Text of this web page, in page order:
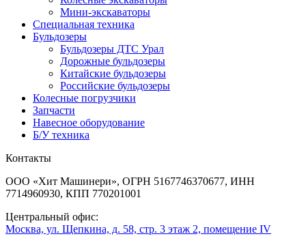
Мини-экскаваторы
Специальная техника
Бульдозеры
Бульдозеры ДТС Урал
Дорожные бульдозеры
Китайские бульдозеры
Российские бульдозеры
Колесные погрузчики
Запчасти
Навесное оборудование
Б/У техника
Контакты
ООО «Хит Машинери», ОГРН 5167746370677, ИНН
7714960930, КПП 770201001
Центральный офис:
Москва, ул. Щепкина, д. 58, стр. 3 этаж 2, помещение IV